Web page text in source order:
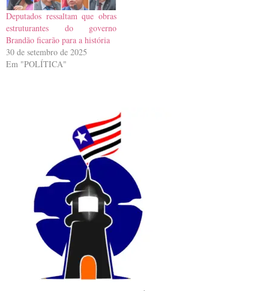
Deputados ressaltam que obras
estruturantes do governo
Brandão ficarão para a história
30 de setembro de 2025
Em "POLÍTICA"